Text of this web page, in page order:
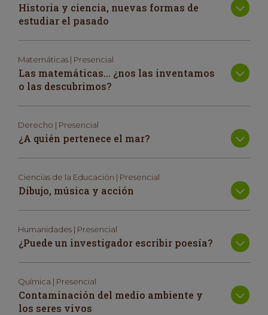
Historia y ciencia, nuevas formas de
estudiar el pasado
Matemáticas | Presencial
Las matemáticas… ¿nos las inventamos
o las descubrimos?
Derecho | Presencial
¿A quién pertenece el mar?
Ciencias de la Educación | Presencial
Dibujo, música y acción
Humanidades | Presencial
¿Puede un investigador escribir poesía?
Química | Presencial
Contaminación del medio ambiente y
los seres vivos